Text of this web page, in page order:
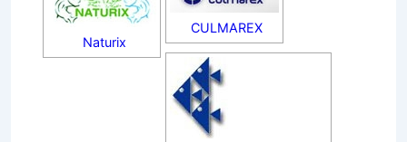
Naturix
CULMAREX